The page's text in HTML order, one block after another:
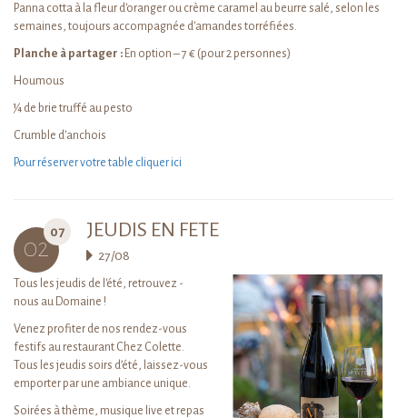
Panna cotta à la fleur d'oranger ou crème caramel au beurre salé, selon les
semaines, toujours accompagnée d'amandes torréfiées.
Planche à partager : En option – 7 € (pour 2 personnes)
Houmous
¼ de brie truffé au pesto
Crumble d'anchois
Pour réserver votre table cliquer ici
02
07 JEUDIS EN FETE
27/08
Tous les jeudis de l'été, retrouvez -
nous au Domaine !
Venez profiter de nos rendez-vous
festifs au restaurant Chez Colette.
Tous les jeudis soirs d’été, laissez-vous
emporter par une ambiance unique.
Soirées à thème, musique live et repas